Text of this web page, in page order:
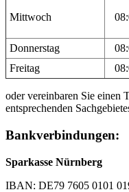
Mittwoch
Donnerstag
Freitag
oder vereinbaren Sie einen
entsprechenden
Bankverbindungen:
Sparkasse Nürnberg
IBAN: DE79 7605 0101